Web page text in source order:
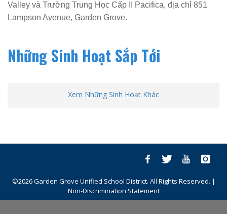
Valley và Trường Trung Học Cấp II Pacifica, địa chỉ 851
Lampson Avenue, Garden Grove.
Những Sinh Hoạt Sắp Tới
Xem Những Sinh Hoạt Khác
©2026 Garden Grove Unified School District. All Rights Reserved. |
Non-Discrimination Statement